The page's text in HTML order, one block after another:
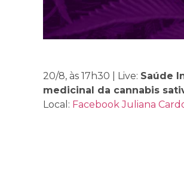
20/8, às 17h30 | Live: Saúde
medicinal da cannabis
Local: Facebook Juliana